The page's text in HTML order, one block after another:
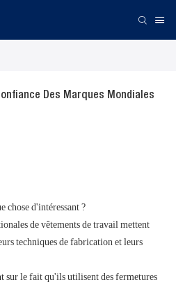
Des Marques Mondiales
chose d'intéressant ?
de vêtements de travail mettent
techniques de fabrication et leurs
sur le fait qu'ils utilisent des fermetures